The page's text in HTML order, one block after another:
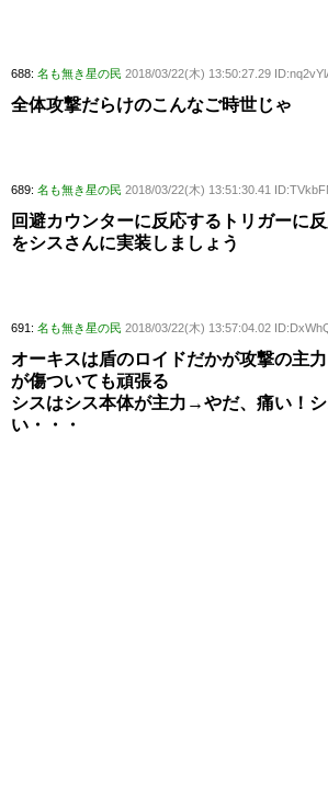
688: 名も無き星の民 2018/03/22(木) 13:50:27.29
全体攻撃だらけのこんなご時世じゃ
689: 名も無き星の民 2018/03/22(木) 13:51:30.41
回避カウンターに反応するトリガーに
をシスさんに実装しましょう
691: 名も無き星の民 2018/03/22(木) 13:57:04.02
オーキスは盾のロイドだかが攻撃の主
が傷ついても頑張る
シスはシス本体が主力→やだ、痛い！
い・・・